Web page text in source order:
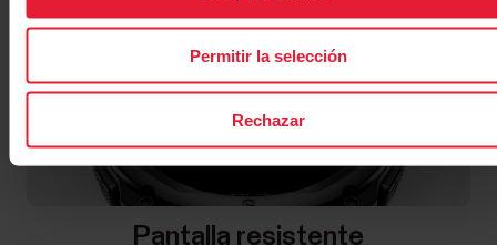
Permitir la selección
Rechazar
Pantalla resistente